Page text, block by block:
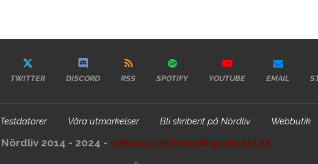
TWITTER DISCORD RSS SPOTIFY YOUTUBE EMAIL
Testdatorer Våra utmärkelser Bli skribent på Nördliv Webbutik
Nördliv 2014 - 2024 - webmaster@nordlivpodcast.se